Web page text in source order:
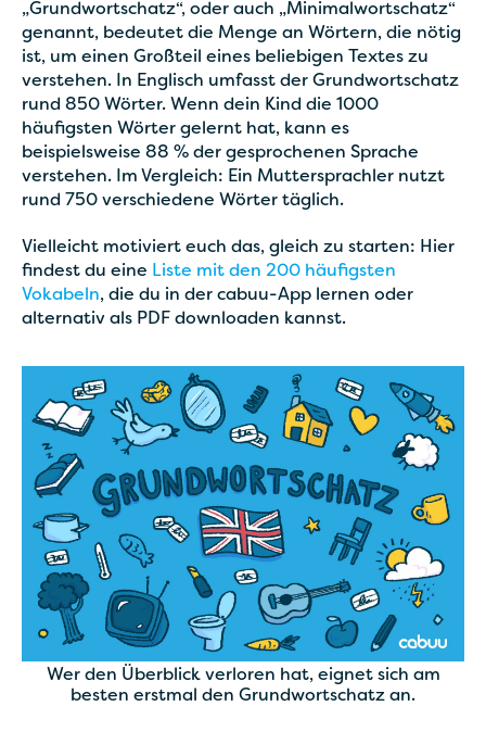
„Grundwortschatz“, oder auch „Minimalwortschatz“
genannt, bedeutet die Menge an Wörtern, die nötig
ist, um einen Großteil eines beliebigen Textes zu
verstehen. In Englisch umfasst der Grundwortschatz
rund 850 Wörter. Wenn dein Kind die 1000
häufigsten Wörter gelernt hat, kann es
beispielsweise 88 % der gesprochenen Sprache
verstehen. Im Vergleich: Ein Muttersprachler nutzt
rund 750 verschiedene Wörter täglich.
Vielleicht motiviert euch das, gleich zu starten: Hier
findest du eine Liste mit den 200 häufigsten
Vokabeln, die du in der cabuu-App lernen oder
alternativ als PDF downloaden kannst.
Wer den Überblick verloren hat, eignet sich am
besten erstmal den Grundwortschatz an.